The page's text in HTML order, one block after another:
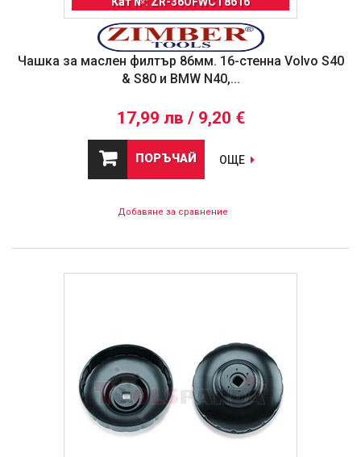
Чашка за маслен филтър 86мм. 16-стенна Volvo S40
& S80 и BMW N40,...
17,99 лв / 9,20 €
ПОРЪЧАЙ ОЩЕ
Добавяне за сравнение